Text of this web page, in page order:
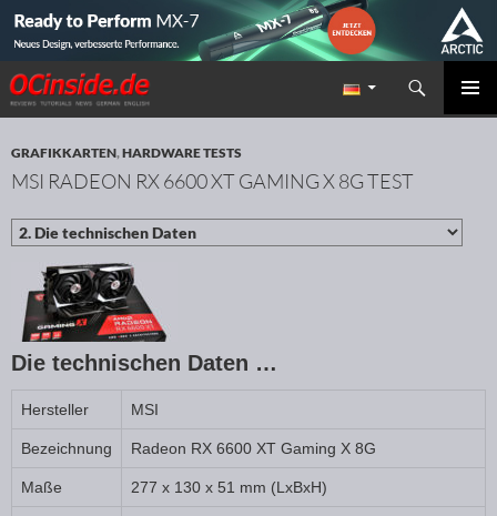
Redaktion ocinside.de PC Hardware Portal
Suchen
ZUM INHALT SPRINGEN
GRAFIKKARTEN,HARDWARE TESTS
MSI RADEON RX 6600 XT GAMING X 8G TEST
Die technischen Daten …
Hersteller MSI
Bezeichnung Radeon RX 6600 XT Gaming X 8G
Maße 277 x 130 x 51 mm (LxBxH)